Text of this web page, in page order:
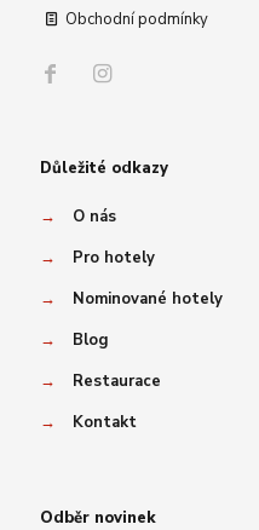
Obchodní podmínky
Důležité odkazy
→
O nás
→
Pro hotely
→
Nominované hotely
→
Blog
→
Restaurace
→
Kontakt
Odběr novinek